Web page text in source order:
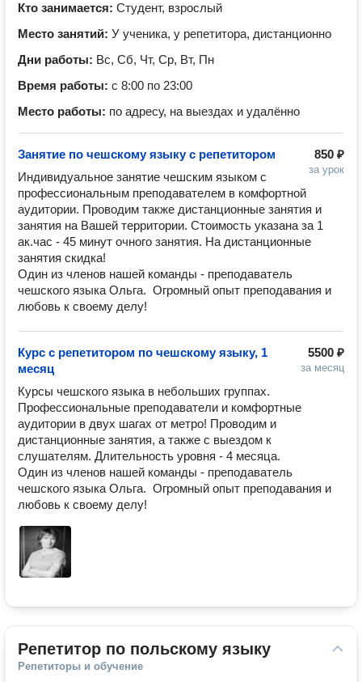
Кто занимается: Студент, взрослый
Место занятий: У ученика, у репетитора, дистанционно
Дни работы: Вс, Сб, Чт, Ср, Вт, Пн
Время работы: с 8:00 по 23:00
Место работы: по адресу, на выездах и удалённо
850 ₽
за урок
Занятие по чешскому языку с репетитором
Индивидуальное занятие чешским языком с
профессиональным преподавателем в комфортной
аудитории. Проводим также дистанционные занятия и
занятия на Вашей территории. Стоимость указана за 1
ак.час - 45 минут очного занятия. На дистанционные
занятия скидка!
Один из членов нашей команды - преподаватель
чешского языка Ольга.  Огромный опыт преподавания и
любовь к своему делу!
5500 ₽
за месяц
Курс с репетитором по чешскому языку, 1
месяц
Курсы чешского языка в небольших группах.
Профессиональные преподаватели и комфортные
аудитории в двух шагах от метро! Проводим и
дистанционные занятия, а также с выездом к
слушателям. Длительность уровня - 4 месяца.
Один из членов нашей команды - преподаватель
чешского языка Ольга.  Огромный опыт преподавания и
любовь к своему делу!
Репетитор по польскому языку
Репетиторы и обучение